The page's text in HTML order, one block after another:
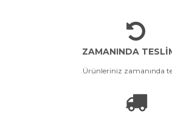
ZAMANINDA
Ürünleriniz zamanında